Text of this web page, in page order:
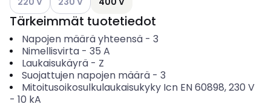
Tärkeimmät tuotetiedot
Napojen määrä yhteensä- 3
Nimellisvirta- 35 A
Laukaisukäyrä- Z
Suojattujen napojen määrä- 3
Mitoitusoikosulkulaukaisukyky Icn EN 60898, 230 V
- 10 kA